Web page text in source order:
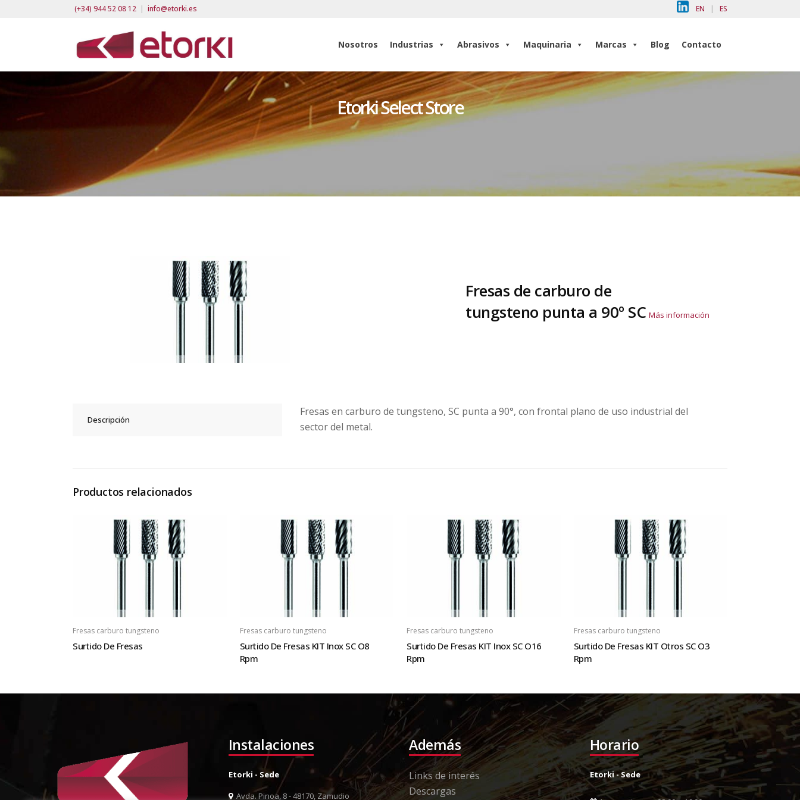
(+34) 944 52 08 12 | info@etorki.es EN | ES
Nosotros Industrias Abrasivos Maquinaria Marcas Blog Contacto
Etorki Select Store
Fresas de carburo de
tungsteno punta a 90º SC Más información
Descripción
Fresas en carburo de tungsteno, SC punta a 90°, con frontal plano de uso industrial del
sector del metal.
Productos relacionados
Fresas carburo tungsteno
Surtido De Fresas
Fresas carburo tungsteno
Surtido De Fresas KIT Inox SC O8
Rpm
Fresas carburo tungsteno
Surtido De Fresas KIT Inox SC O16
Rpm
Fresas carburo tungsteno
Surtido De Fresas KIT Otros SC O3
Rpm
Instalaciones
Etorki - Sede
Avda. Pinoa, 8 - 48170, Zamudio
Además
Links de interés
Descargas
Horario
Etorki - Sede